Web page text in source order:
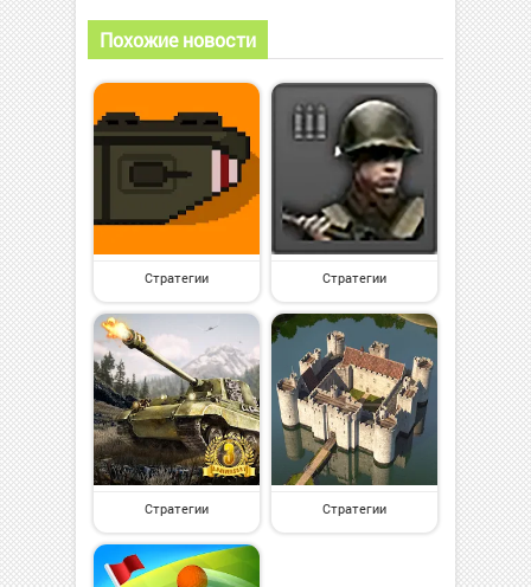
Похожие новости
Стратегии Стратегии
Стратегии Стратегии